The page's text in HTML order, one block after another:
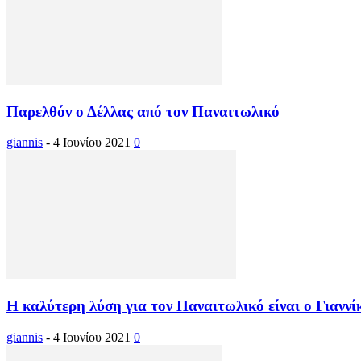
Παρελθόν ο Δέλλας από τον Παναιτωλικό
giannis - 4 Ιουνίου 2021 0
Η καλύτερη λύση για τον Παναιτωλικό είναι ο
giannis - 4 Ιουνίου 2021 0